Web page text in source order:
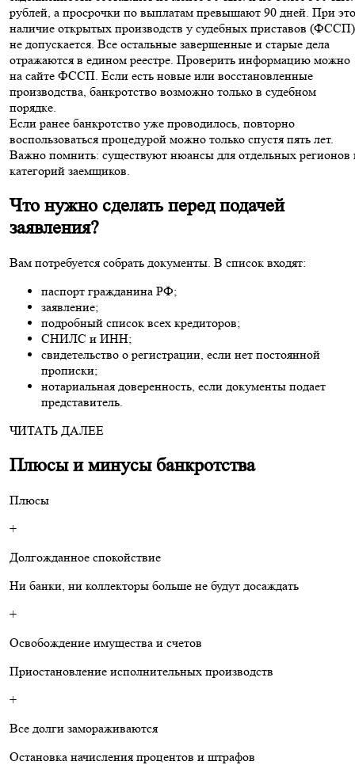
рублей, а просрочки по выплатам превышают 90 дней. При
наличие открытых производств у судебных приставов (ФССП)
не допускается. Все остальные завершенные и старые дела
отражаются в едином реестре. Проверить информацию можно
на сайте ФССП. Если есть новые или восстановленные
производства, банкротство возможно только в судебном
порядке.
Если ранее банкротство уже проводилось, повторно
воспользоваться процедурой можно только спустя пять лет.
Важно помнить: существуют нюансы для отдельных регионов
категорий заемщиков.
Что нужно сделать перед подачей
заявления?
Вам потребуется собрать документы. В список входят:
паспорт гражданина РФ;
заявление;
подробный список всех кредиторов;
СНИЛС и ИНН;
свидетельство о регистрации, если нет постоянной
прописки;
нотариальная доверенность, если документы подает
представитель.
ЧИТАТЬ ДАЛЕЕ
Плюсы и минусы банкротства
Плюсы
+
Долгожданное спокойствие
Ни банки, ни коллекторы больше не будут досаждать
+
Освобождение имущества и счетов
Приостановление исполнительных производств
+
Все долги замораживаются
Остановка начисления процентов и штрафов